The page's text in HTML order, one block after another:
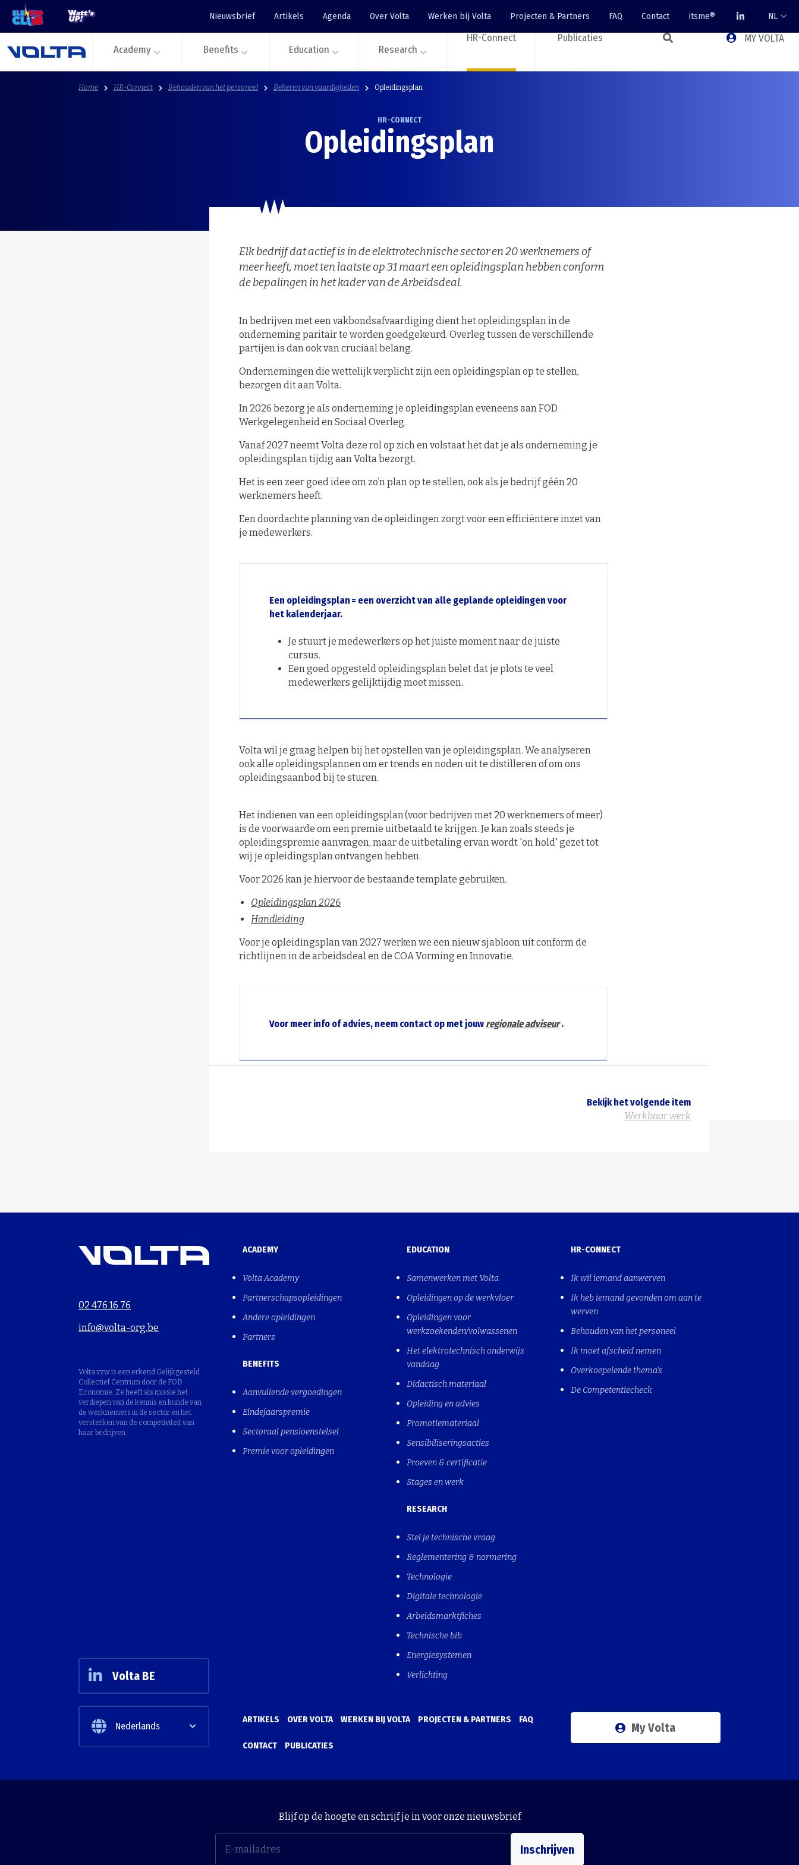
Nieuwsbrief Artikels Agenda Over Volta Werken bij Volta Projecten & Partners FAQ Contact itsme® NL
Academy Benefits Education Research
HR-Connect Publicaties MY VOLTA
Home HR-Connect Behouden van het personeel Beheren van vaardigheden Opleidingsplan
HR-CONNECT
Opleidingsplan
Elk bedrijf dat actief is in de elektrotechnische sector en 20 werknemers of
meer heeft, moet ten laatste op 31 maart een opleidingsplan hebben conform
de bepalingen in het kader van de Arbeidsdeal.
In bedrijven met een vakbondsafvaardiging dient het opleidingsplan in de
onderneming paritair te worden goedgekeurd. Overleg tussen de verschillende
partijen is dan ook van cruciaal belang.
Ondernemingen die wettelijk verplicht zijn een opleidingsplan op te stellen,
bezorgen dit aan Volta.
In 2026 bezorg je als onderneming je opleidingsplan eveneens aan FOD
Werkgelegenheid en Sociaal Overleg.
Vanaf 2027 neemt Volta deze rol op zich en volstaat het dat je als onderneming je
opleidingsplan tijdig aan Volta bezorgt.
Het is een zeer goed idee om zo’n plan op te stellen, ook als je bedrijf géén 20
werknemers heeft.
Een doordachte planning van de opleidingen zorgt voor een efficiëntere inzet van
je medewerkers.
Een opleidingsplan = een overzicht van alle geplande opleidingen voor
het kalenderjaar.
Je stuurt je medewerkers op het juiste moment naar de juiste
cursus.
Een goed opgesteld opleidingsplan belet dat je plots te veel
medewerkers gelijktijdig moet missen.
Volta wil je graag helpen bij het opstellen van je opleidingsplan. We analyseren
ook alle opleidingsplannen om er trends en noden uit te distilleren of om ons
opleidingsaanbod bij te sturen.
Het indienen van een opleidingsplan (voor bedrijven met 20 werknemers of meer)
is de voorwaarde om een premie uitbetaald te krijgen. Je kan zoals steeds je
opleidingspremie aanvragen, maar de uitbetaling ervan wordt 'on hold' gezet tot
wij je opleidingsplan ontvangen hebben.
Voor 2026 kan je hiervoor de bestaande template gebruiken.
Opleidingsplan 2026
Handleiding
Voor je opleidingsplan van 2027 werken we een nieuw sjabloon uit conform de
richtlijnen in de arbeidsdeal en de COA Vorming en Innovatie.
Voor meer info of advies, neem contact op met jouw regionale adviseur .
Bekijk het volgende item
Werkbaar werk
02 476 16 76
info@volta-org.be
Volta vzw is een erkend Gelijkgesteld
Collectief Centrum door de FOD
Economie. Ze heeft als missie het
verdiepen van de kennis en kunde van
de werknemers in de sector en het
versterken van de competiviteit van
haar bedrijven.
Volta BE
Nederlands
ACADEMY
Volta Academy
Partnerschapsopleidingen
Andere opleidingen
Partners
BENEFITS
Aanvullende vergoedingen
Eindejaarspremie
Sectoraal pensioenstelsel
Premie voor opleidingen
EDUCATION
Samenwerken met Volta
Opleidingen op de werkvloer
Opleidingen voor
werkzoekenden/volwassenen
Het elektrotechnisch onderwijs
vandaag
Didactisch materiaal
Opleiding en advies
Promotiemateriaal
Sensibiliseringsacties
Proeven & certificatie
Stages en werk
RESEARCH
Stel je technische vraag
Reglementering & normering
Technologie
Digitale technologie
Arbeidsmarktfiches
Technische bib
Energiesystemen
Verlichting
HR-CONNECT
Ik wil iemand aanwerven
Ik heb iemand gevonden om aan te
werven
Behouden van het personeel
Ik moet afscheid nemen
Overkoepelende thema's
De Competentiecheck
ARTIKELS OVER VOLTA WERKEN BIJ VOLTA PROJECTEN & PARTNERS FAQ
CONTACT PUBLICATIES
My Volta
Blijf op de hoogte en schrijf je in voor onze nieuwsbrief
Inschrijven